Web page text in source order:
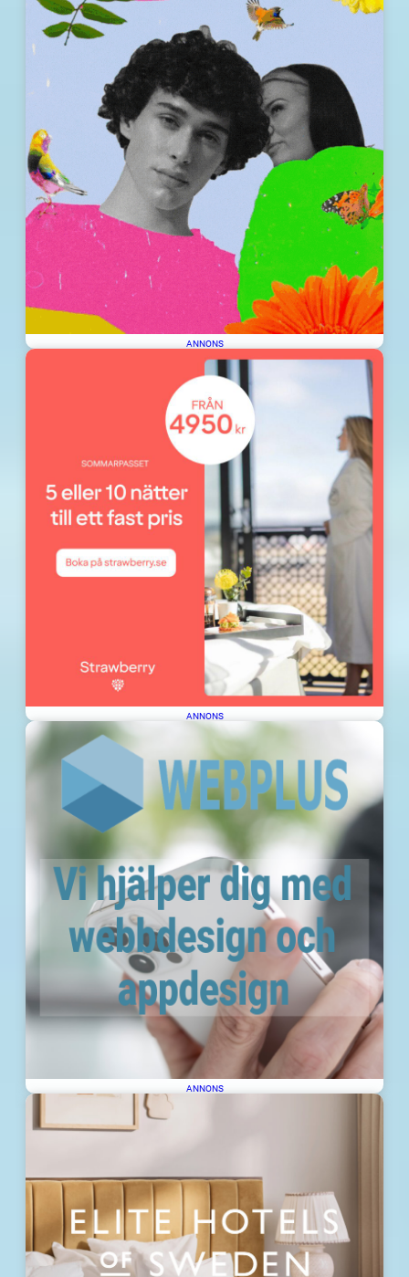
ANNONS
ANNONS
ANNONS